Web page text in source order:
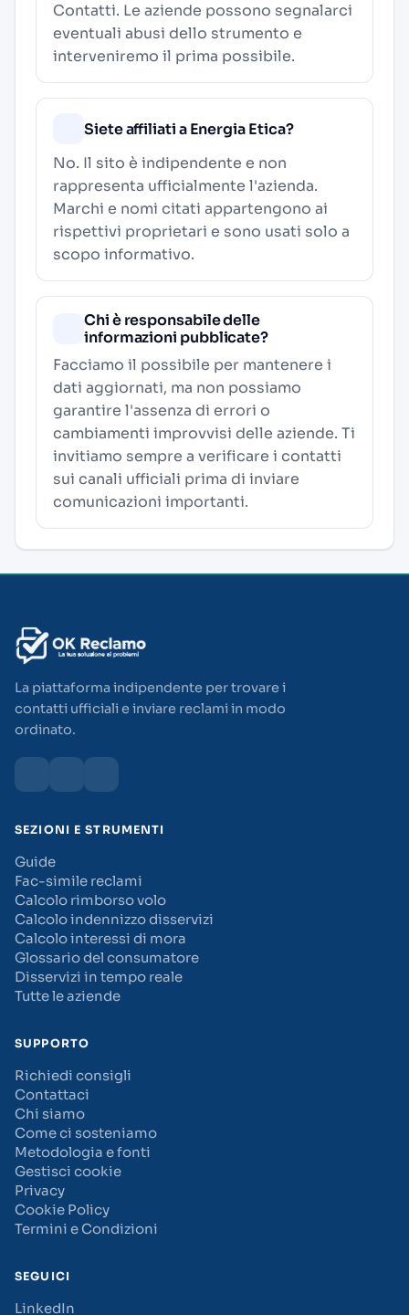
Contatti. Le aziende possono segnalarci
eventuali abusi dello strumento e
interveniremo il prima possibile.
Siete affiliati a Energia Etica?
No. Il sito è indipendente e non
rappresenta ufficialmente l'azienda.
Marchi e nomi citati appartengono ai
rispettivi proprietari e sono usati solo a
scopo informativo.
Chi è responsabile delle
informazioni pubblicate?
Facciamo il possibile per mantenere i
dati aggiornati, ma non possiamo
garantire l'assenza di errori o
cambiamenti improvvisi delle aziende. Ti
invitiamo sempre a verificare i contatti
sui canali ufficiali prima di inviare
comunicazioni importanti.
La piattaforma indipendente per trovare i
contatti ufficiali e inviare reclami in modo
ordinato.
SEZIONI E STRUMENTI
Guide
Fac-simile reclami
Calcolo rimborso volo
Calcolo indennizzo disservizi
Calcolo interessi di mora
Glossario del consumatore
Disservizi in tempo reale
Tutte le aziende
SUPPORTO
Richiedi consigli
Contattaci
Chi siamo
Come ci sosteniamo
Metodologia e fonti
Gestisci cookie
Privacy
Cookie Policy
Termini e Condizioni
SEGUICI
LinkedIn